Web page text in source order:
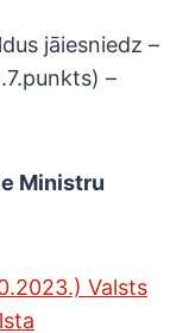
jāiesniedz –
–
Ministru
Valsts